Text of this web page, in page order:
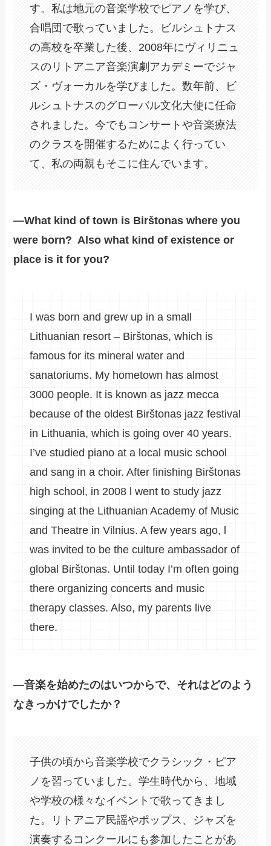
す。私は地元の音楽学校でピアノを学び、
合唱団で歌っていました。ビルシュトナス
の高校を卒業した後、2008年にヴィリニュ
スのリトアニア音楽演劇アカデミーでジャ
ズ・ヴォーカルを学びました。数年前、ビ
ルシュトナスのグローバル文化大使に任命
されました。今でもコンサートや音楽療法
のクラスを開催するためによく行ってい
て、私の両親もそこに住んでいます。
―What kind of town is Birštonas where you
were born? Also what kind of existence or
place is it for you?
I was born and grew up in a small
Lithuanian resort – Birštonas, which is
famous for its mineral water and
sanatoriums. My hometown has almost
3000 people. It is known as jazz mecca
because of the oldest Birštonas jazz festival
in Lithuania, which is going over 40 years.
I’ve studied piano at a local music school
and sang in a choir. After finishing Birštonas
high school, in 2008 l went to study jazz
singing at the Lithuanian Academy of Music
and Theatre in Vilnius. A few years ago, l
was invited to be the culture ambassador of
global Birštonas. Until today I’m often going
there organizing concerts and music
therapy classes. Also, my parents live
there.
―音楽を始めたのはいつからで、それはどのよう
なきっかけでしたか？
子供の頃から音楽学校でクラシック・ピア
ノを習っていました。学生時代から、地域
や学校の様々なイベントで歌ってきまし
た。リトアニア民謡やポップス、ジャズを
演奏するコンクールにも参加したことがあ